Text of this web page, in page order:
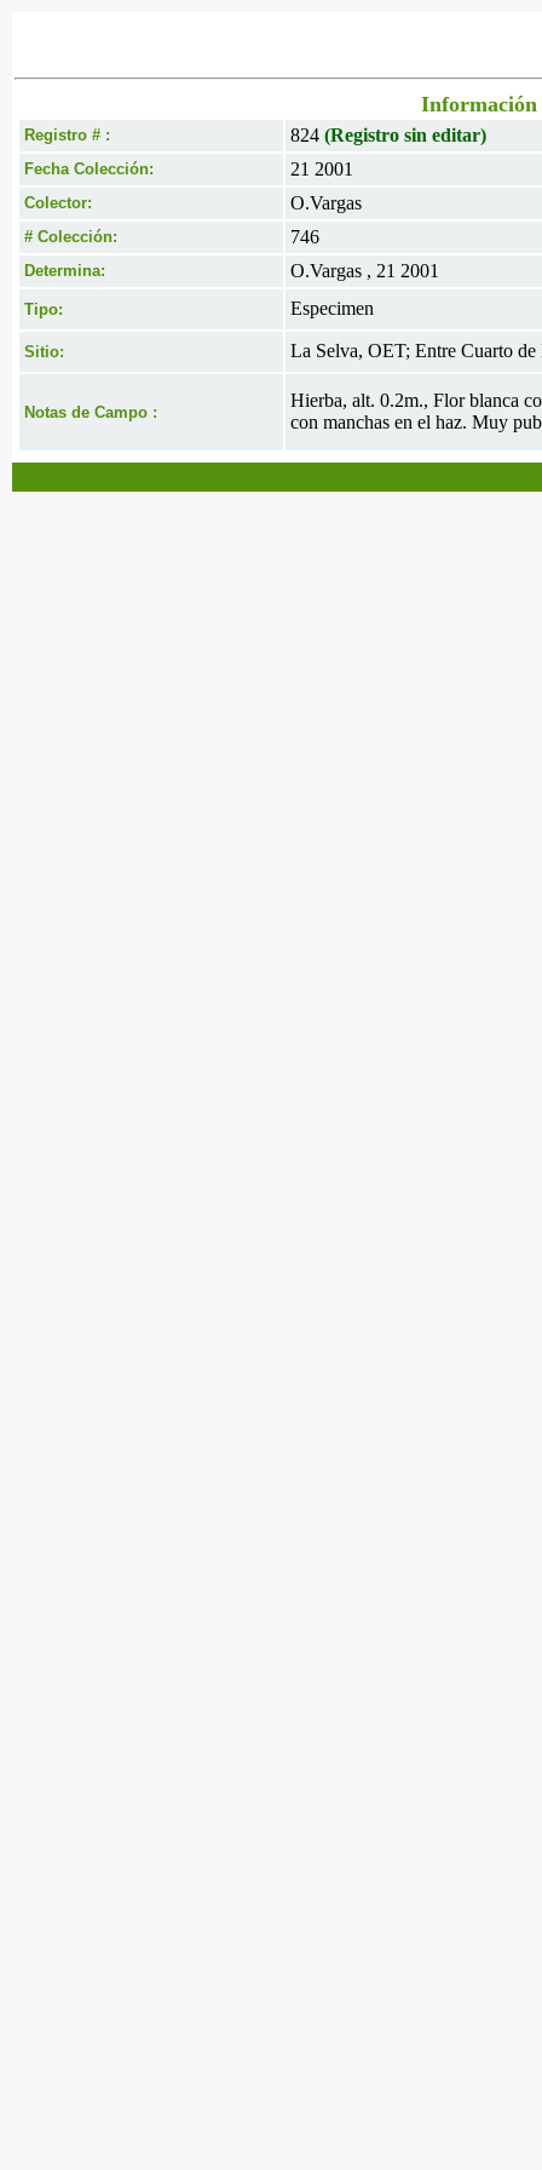
Información
Registro # : 824 (Registro sin editar)
Fecha Colección: 21 2001
Colector: O.Vargas
# Colección: 746
Determina: O.Vargas , 21 2001
Tipo: Especimen
Sitio: La Selva, OET; Entre Cuarto
Notas de Campo :
Hierba, alt. 0.2m., Flor blanca
con manchas en el haz. Muy